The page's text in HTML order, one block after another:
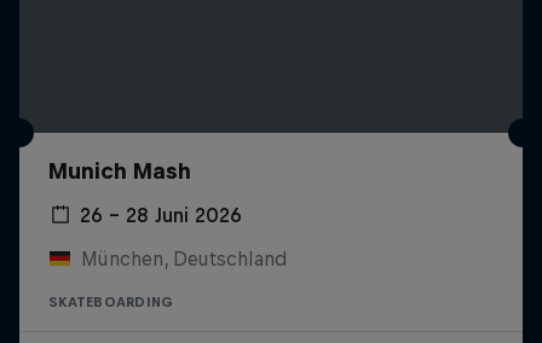
Munich Mash
26 – 28 Juni 2026
München, Deutschland
SKATEBOARDING